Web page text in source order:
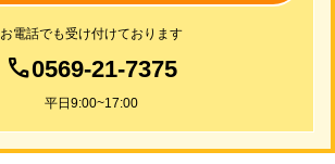
お電話でも受け付けております
0569-21-7375
平日9:00~17:00